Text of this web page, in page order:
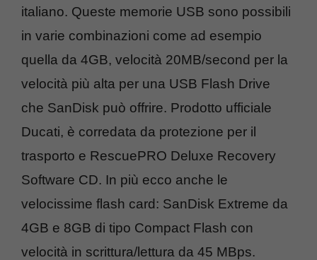
italiano. Queste memorie USB sono possibili
in varie combinazioni come ad esempio
quella da 4GB, velocità 20MB/second per la
velocità più alta per una USB Flash Drive
che SanDisk può offrire. Prodotto ufficiale
Ducati, è corredata da protezione per il
trasporto e RescuePRO Deluxe Recovery
Software CD. In più ecco anche le
velocissime flash card: SanDisk Extreme da
4GB e 8GB di tipo Compact Flash con
velocità in scrittura/lettura da 45 MBps.